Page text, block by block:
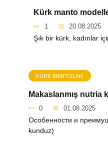
Kürk manto
1 20.08.2025
Şık bir kürk, kadınlar
KÜRK MANTOLAR
Makaslanmış nutria
0 01.08.2025
Особенности и
kunduz)